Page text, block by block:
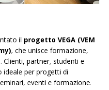
il progetto VEGA (VEM
, che unisce formazione,
Clienti, partner, studenti e
ideale per progetti di
eventi e formazione.